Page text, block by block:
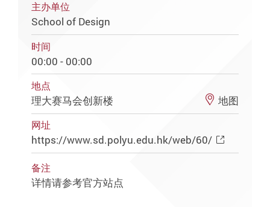
主办单位
School of Design
时间
00:00 - 00:00
地点
理大赛马会创新楼 地图
网址
https://www.sd.polyu.edu.hk/web/60/
备注
详情请参考官方站点